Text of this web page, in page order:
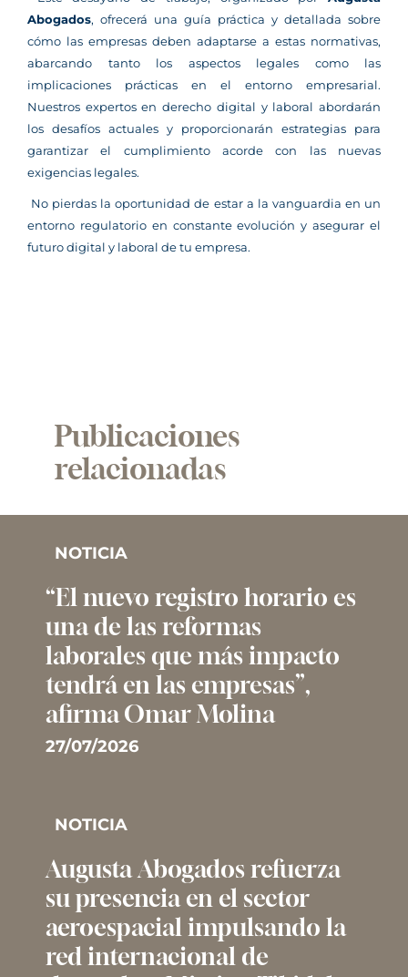
Abogados, ofrecerá una guía práctica y detallada sobre
cómo las empresas deben adaptarse a estas normativas,
abarcando tanto los aspectos legales como las
implicaciones prácticas en el entorno empresarial.
Nuestros expertos en derecho digital y laboral abordarán
los desafíos actuales y proporcionarán estrategias para
garantizar el cumplimiento acorde con las nuevas
exigencias legales.
No pierdas la oportunidad de estar a la vanguardia en un
entorno regulatorio en constante evolución y asegurar el
futuro digital y laboral de tu empresa.
Publicaciones
relacionadas
NOTICIA
“El nuevo registro horario es
una de las reformas
laborales que más impacto
tendrá en las empresas”,
afirma Omar Molina
27/07/2026
NOTICIA
Augusta Abogados refuerza
su presencia en el sector
aeroespacial impulsando la
red internacional de